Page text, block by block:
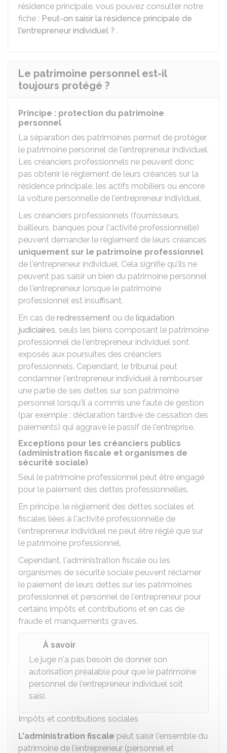
résidence principale, vous pouvez consulter notre
fiche : Peut-on saisir la résidence principale de
l'entrepreneur individuel ? .
Le patrimoine personnel est-il
toujours protégé ?
Principe : protection du patrimoine
personnel
La séparation des patrimoines permet de protéger
le patrimoine personnel de l'entrepreneur individuel.
Les créanciers professionnels ne peuvent donc
pas obtenir le règlement de leurs créances sur la
résidence principale, les actifs mobiliers ou encore
la voiture personnelle de l'entrepreneur individuel.
Les créanciers professionnels (fournisseurs,
bailleurs, banques pour l'activité professionnelle)
peuvent demander le règlement de leurs créances
uniquement sur le patrimoine professionnel
de l'entrepreneur individuel. Cela signifie qu'ils ne
peuvent pas saisir un bien du patrimoine personnel
de l'entrepreneur lorsque le patrimoine
professionnel est insuffisant.
En cas de redressement ou de liquidation
judiciaires, seuls les biens composant le patrimoine
professionnel de l'entrepreneur individuel sont
exposés aux poursuites des créanciers
professionnels. Cependant, le tribunal peut
condamner l'entrepreneur individuel à rembourser
une partie de ses dettes sur son patrimoine
personnel lorsqu'il a commis une faute de gestion
(par exemple : déclaration tardive de cessation des
paiements) qui aggrave le passif de l'entreprise.
Exceptions pour les créanciers publics
(administration fiscale et organismes de
sécurité sociale)
Seul le patrimoine professionnel peut être engagé
pour le paiement des dettes professionnelles.
En principe, le règlement des dettes sociales et
fiscales liées à l'activité professionnelle de
l'entrepreneur individuel ne peut être réglé que sur
le patrimoine professionnel.
Cependant, l'administration fiscale ou les
organismes de sécurité sociale peuvent réclamer
le paiement de leurs dettes sur les patrimoines
professionnel et personnel de l'entrepreneur pour
certains impôts et contributions et en cas de
fraude et manquements graves.
À savoir
Le juge n'a pas besoin de donner son
autorisation préalable pour que le patrimoine
personnel de l'entrepreneur individuel soit
saisi.
Impôts et contributions sociales
L'administration fiscale peut saisir l'ensemble du
patrimoine de l'entrepreneur (personnel et